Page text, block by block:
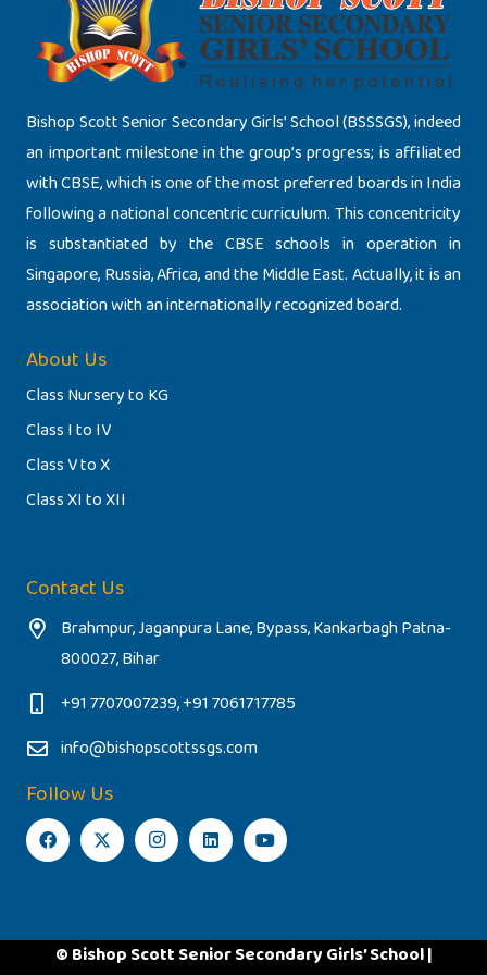
Bishop Scott Senior Secondary Girls’ School (BSSSGS), indeed
an important milestone in the group’s progress; is affiliated
with CBSE, which is one of the most preferred boards in India
following a national concentric curriculum. This concentricity
is substantiated by the CBSE schools in operation in
Singapore, Russia, Africa, and the Middle East. Actually, it is an
association with an internationally recognized board.
About Us
Class Nursery to KG
Class I to IV
Class V to X
Class XI to XII
Contact Us
Brahmpur, Jaganpura Lane, Bypass, Kankarbagh Patna-
800027, Bihar
+91 7707007239, +91 7061717785
info@bishopscottssgs.com
Follow Us
© Bishop Scott Senior Secondary Girls’ School |